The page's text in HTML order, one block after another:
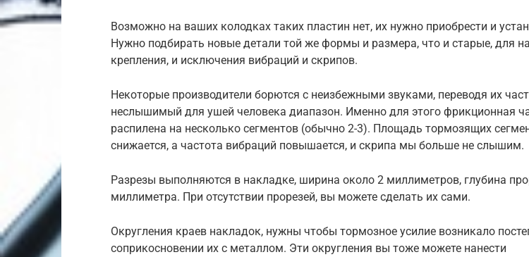
Возможно на ваших колодках таких пластин нет, их нужно приобрести и
Нужно подбирать новые детали той же формы и размера, что и старые, для
крепления, и исключения вибраций и скрипов.
Некоторые производители борются с неизбежными звуками, переводя их
неслышимый для ушей человека диапазон. Именно для этого фрикционная
распилена на несколько сегментов (обычно 2-3). Площадь тормозящих
снижается, а частота вибраций повышается, и скрипа мы больше не слышим.
Разрезы выполняются в накладке, ширина около 2 миллиметров, глубина
миллиметра. При отсутствии прорезей, вы можете сделать их сами.
Округления краев накладок, нужны чтобы тормозное усилие возникало
соприкосновении их с металлом. Эти округления вы тоже можете нанести